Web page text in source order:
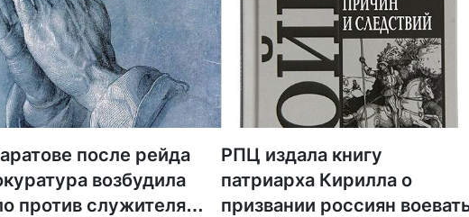
после рейда
возбудила
против служителя
РПЦ издала книгу
патриарха Кирилла о
призвании россиян